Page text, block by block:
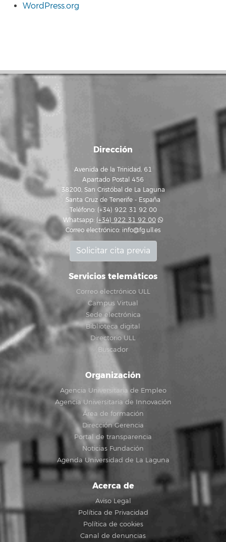
WordPress.org
Dirección
Avenida de la Trinidad, 61
Apartado Postal 456
38200, San Cristóbal de La Laguna
Santa Cruz de Tenerife - España
Teléfono: (+34) 922 31 92 00
Whatsapp: (+34) 922 31 92 00
Correo electrónico: info@fg.ull.es
Solicitar cita previa
Servicios telemáticos
Correo electrónico ULL
Campus Virtual
Sede electrónica
Biblioteca digital
Directorio ULL
Buscador
Organización
Agencia Universitaria de Empleo
Agencia Universitaria de Innovación
Área de formación
Dirección Gerencia
Portal de transparencia
Noticias Fundación
Agenda Universidad de La Laguna
Acerca de
Aviso Legal
Política de Privacidad
Política de cookies
Canal de denuncias